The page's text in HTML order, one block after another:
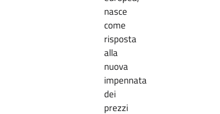
nasce
come
risposta
alla
nuova
impennata
dei
prezzi